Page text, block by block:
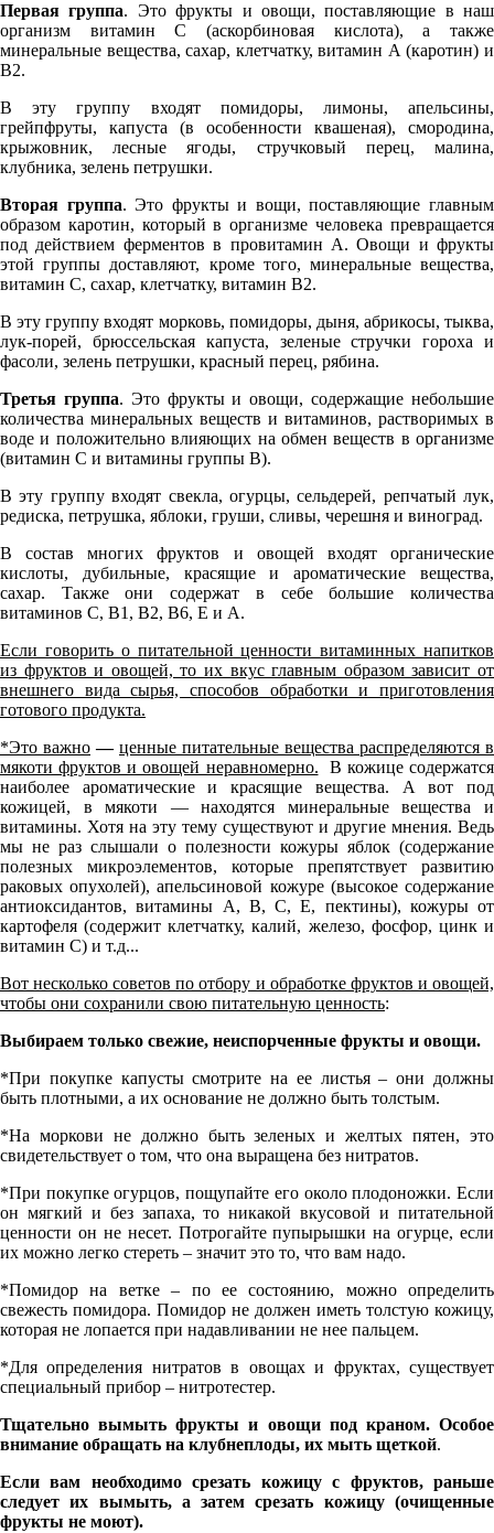
Первая группа. Это фрукты и овощи, поставляющие в наш
организм витамин С (аскорбиновая кислота), а также
минеральные вещества, сахар, клетчатку, витамин А (каротин) и
В2.
В эту группу входят помидоры, лимоны, апельсины,
грейпфруты, капуста (в особенности квашеная), смородина,
крыжовник, лесные ягоды, стручковый перец, малина,
клубника, зелень петрушки.
Вторая группа. Это фрукты и вощи, поставляющие главным
образом каротин, который в организме человека превращается
под действием ферментов в провитамин А. Овощи и фрукты
этой группы доставляют, кроме того, минеральные вещества,
витамин С, сахар, клетчатку, витамин В2.
В эту группу входят морковь, помидоры, дыня, абрикосы, тыква,
лук-порей, брюссельская капуста, зеленые стручки гороха и
фасоли, зелень петрушки, красный перец, рябина.
Третья группа. Это фрукты и овощи, содержащие небольшие
количества минеральных веществ и витаминов, растворимых в
воде и положительно влияющих на обмен веществ в организме
(витамин С и витамины группы В).
В эту группу входят свекла, огурцы, сельдерей, репчатый лук,
редиска, петрушка, яблоки, груши, сливы, черешня и виноград.
В состав многих фруктов и овощей входят органические
кислоты, дубильные, красящие и ароматические вещества,
сахар. Также они содержат в себе большие количества
витаминов С, В1, В2, В6, Е и А.
Если говорить о питательной ценности витаминных напитков
из фруктов и овощей, то их вкус главным образом зависит от
внешнего вида сырья, способов обработки и приготовления
готового продукта.
*Это важно — ценные питательные вещества распределяются в
мякоти фруктов и овощей неравномерно. В кожице содержатся
наиболее ароматические и красящие вещества. А вот под
кожицей, в мякоти — находятся минеральные вещества и
витамины. Хотя на эту тему существуют и другие мнения. Ведь
мы не раз слышали о полезности кожуры яблок (содержание
полезных микроэлементов, которые препятствует развитию
раковых опухолей), апельсиновой кожуре (высокое содержание
антиоксидантов, витамины А, В, С, Е, пектины), кожуры от
картофеля (содержит клетчатку, калий, железо, фосфор, цинк и
витамин С) и т.д...
Вот несколько советов по отбору и обработке фруктов и овощей,
чтобы они сохранили свою питательную ценность:
Выбираем только свежие, неиспорченные фрукты и овощи.
*При покупке капусты смотрите на ее листья – они должны
быть плотными, а их основание не должно быть толстым.
*На моркови не должно быть зеленых и желтых пятен, это
свидетельствует о том, что она выращена без нитратов.
*При покупке огурцов, пощупайте его около плодоножки. Если
он мягкий и без запаха, то никакой вкусовой и питательной
ценности он не несет. Потрогайте пупырышки на огурце, если
их можно легко стереть – значит это то, что вам надо.
*Помидор на ветке – по ее состоянию, можно определить
свежесть помидора. Помидор не должен иметь толстую кожицу,
которая не лопается при надавливании не нее пальцем.
*Для определения нитратов в овощах и фруктах, существует
специальный прибор – нитротестер.
Тщательно вымыть фрукты и овощи под краном. Особое
внимание обращать на клубнеплоды, их мыть щеткой.
Если вам необходимо срезать кожицу с фруктов, раньше
следует их вымыть, а затем срезать кожицу (очищенные
фрукты не моют).